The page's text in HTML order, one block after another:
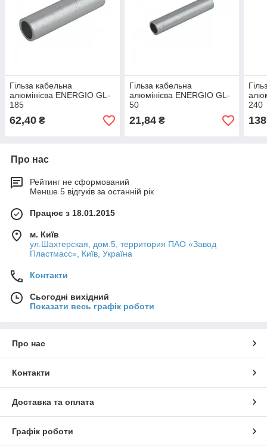
Гільза кабельна
алюмінієва ENERGIO GL-
185
62,40 ₴
Гільза кабельна
алюмінієва ENERGIO GL-
50
21,84₴
240
138
Про нас
Рейтинг не сформований
Менше 5 відгуків за останній рік
Працює з 18.01.2015
м. Київ
ул.Шахтерская, дом.5, территория ПАО «Завод
Пластмасс», Київ, Україна
Контакти
Сьогодні вихідний
Показати весь графік роботи
Про нас
Контакти
Доставка та оплата
Графік роботи